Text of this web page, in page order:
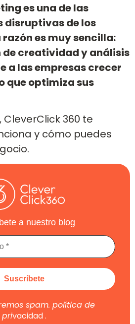
es una de las
disruptivas de los
es muy sencilla:
creatividad y análisis
a las empresas crecer
que optimiza sus
360 te
y cómo puedes
a nuestro blog
spam. política de
privacidad.